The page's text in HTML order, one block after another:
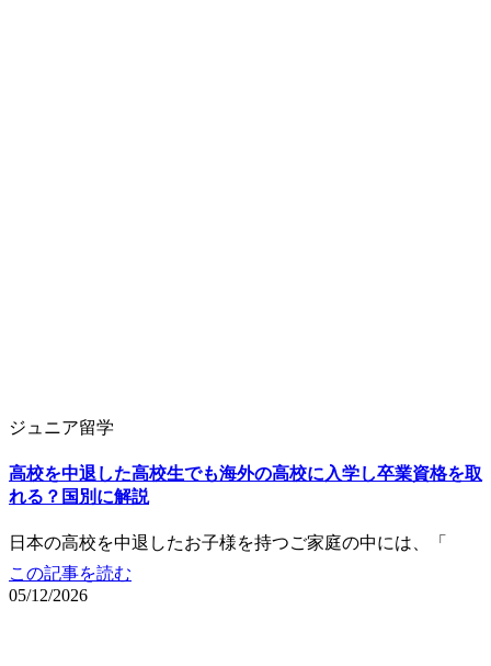
ジュニア留学
高校を中退した高校生でも海外の高校に入学し卒業資格を取
れる？国別に解説
日本の高校を中退したお子様を持つご家庭の中には、「
この記事を読む
05/12/2026